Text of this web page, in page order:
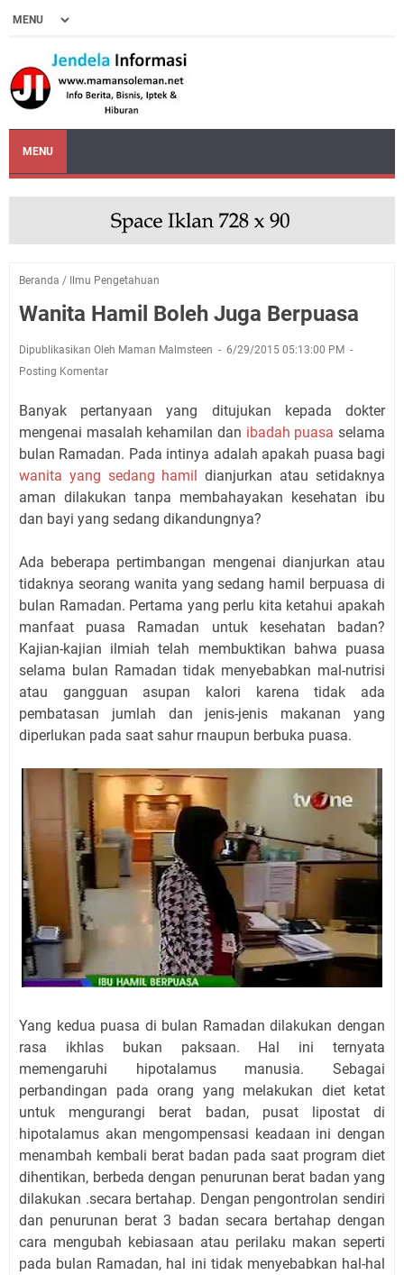
MENU
Beranda / Ilmu Pengetahuan
Wanita Hamil Boleh Juga Berpuasa
Dipublikasikan Oleh Maman Malmsteen
6/29/2015 05:13:00 PM
Posting Komentar
Banyak pertanyaan yang ditujukan kepada dokter
mengenai masalah kehamilan dan ibadah puasa selama
bulan Ramadan. Pada intinya adalah apakah puasa bagi
wanita yang sedang hamil dianjurkan atau setidaknya
aman dilakukan tanpa membahayakan kesehatan ibu
dan bayi yang sedang dikandungnya?
Ada beberapa pertimbangan mengenai dianjurkan atau
tidaknya seorang wanita yang sedang hamil berpuasa di
bulan Ramadan. Pertama yang perlu kita ketahui apakah
manfaat puasa Ramadan untuk kesehatan badan?
Kajian-kajian ilmiah telah membuktikan bahwa puasa
selama bulan Ramadan tidak menyebabkan mal-nutrisi
atau gangguan asupan kalori karena tidak ada
pembatasan jumlah dan jenis-jenis makanan yang
diperlukan pada saat sahur rnaupun berbuka puasa.
Yang kedua puasa di bulan Ramadan dilakukan dengan
rasa ikhlas bukan paksaan. Hal ini ternyata
memengaruhi hipotalamus manusia. Sebagai
perbandingan pada orang yang melakukan diet ketat
untuk mengurangi berat badan, pusat lipostat di
hipotalamus akan mengompensasi keadaan ini dengan
menambah kembali berat badan pada saat program diet
dihentikan, berbeda dengan penurunan berat badan yang
dilakukan .secara bertahap. Dengan pengontrolan sendiri
dan penurunan berat 3 badan secara bertahap dengan
cara mengubah kebiasaan atau perilaku makan seperti
pada bulan Ramadan, hal ini tidak menyebabkan hal-hal